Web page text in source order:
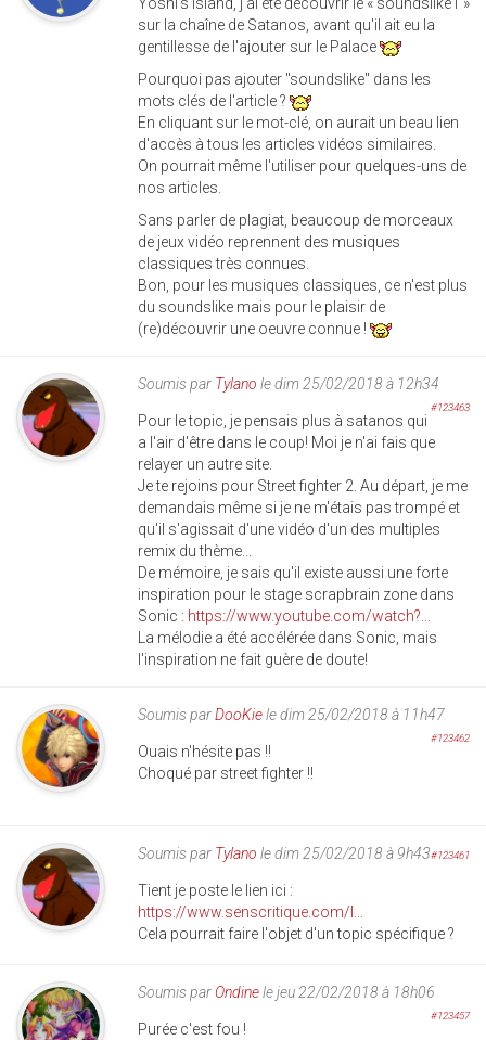
Yoshi's Island, j'ai été découvrir le « soundslike1 »
sur la chaîne de Satanos, avant qu'il ait eu la
gentillesse de l'ajouter sur le Palace
Pourquoi pas ajouter "soundslike" dans les
mots clés de l'article ?
En cliquant sur le mot-clé, on aurait un beau lien
d'accès à tous les articles vidéos similaires.
On pourrait même l'utiliser pour quelques-uns de
nos articles.
Sans parler de plagiat, beaucoup de morceaux
de jeux vidéo reprennent des musiques
classiques très connues.
Bon, pour les musiques classiques, ce n'est plus
du soundslike mais pour le plaisir de
(re)découvrir une oeuvre connue !
Soumis par Tylano le dim 25/02/2018 à 12h34
#123463
Pour le topic, je pensais plus à satanos qui
a l'air d'être dans le coup! Moi je n'ai fais que
relayer un autre site.
Je te rejoins pour Street fighter 2. Au départ, je me
demandais même si je ne m'étais pas trompé et
qu'il s'agissait d'une vidéo d'un des multiples
remix du thème...
De mémoire, je sais qu'il existe aussi une forte
inspiration pour le stage scrapbrain zone dans
Sonic : https://www.youtube.com/watch?...
La mélodie a été accélérée dans Sonic, mais
l'inspiration ne fait guère de doute!
Soumis parDooKiele dim 25/02/2018 à 11h47
#123462
Ouais n'hésite pas !!
Choqué par street fighter !!
Soumis par Tylano le dim 25/02/2018 à 9h43#123461
Tient je poste le lien ici :
https://www.senscritique.com/l...
Cela pourrait faire l'objet d'un topic spécifique ?
Soumis parOndinele jeu 22/02/2018 à 18h06
#123457
Purée c'est fou !